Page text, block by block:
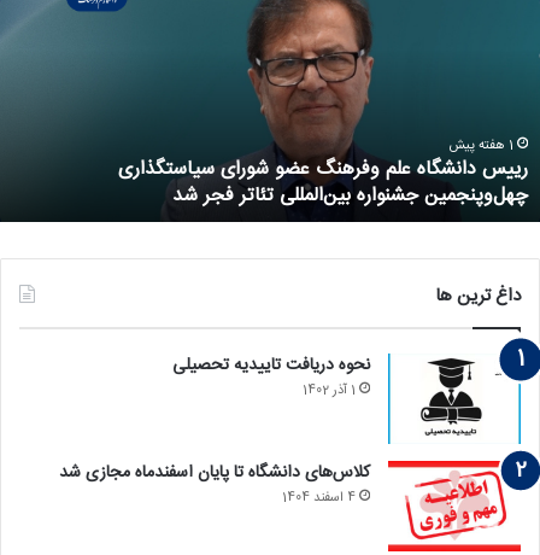
1 هفته پیش
تعطیلی بخش‌های آموزشی و اداری دانشگاه در ایام
داغ ترین ها
نحوه دریافت تاییدیه تحصیلی
1 آذر 1402
کلاس‌های دانشگاه تا پایان اسفندماه مجازی شد
4 اسفند 1404